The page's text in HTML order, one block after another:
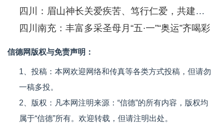
四川：眉山神长关爱疾苦、笃行仁爱，共建和谐
四川南充：丰富多采圣母月“五·一”“奥运”齐喝彩
信德网版权与免责声明：
1、投稿：本网欢迎网络和传真等各类方式投稿，但请勿
一稿多投。
2、版权：凡本网注明来源：“信德”的所有内容，版权均
属于“信德”所有。欢迎转载，但请注明出处。